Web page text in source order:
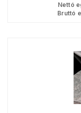
Nettó
Bruttó